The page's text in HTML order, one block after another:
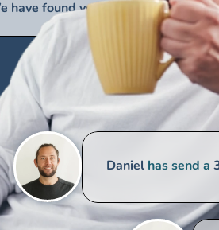
have found your ROI optimal
have found your ROI optimal
Daniel has send a